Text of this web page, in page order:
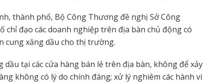
thành phố, Bộ Công Thương đề nghị Sở Công
chỉ đạo các doanh nghiệp trên địa bàn chủ động có
cung xăng dầu cho thị trường.
dầu tại các cửa hàng bán lẻ trên địa bàn, không để xảy
không có lý do chính đáng; xử lý nghiêm các hành vi